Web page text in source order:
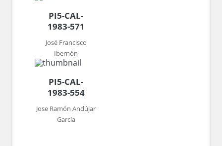
PI5-CAL-
1983-571
José Francisco
Ibernón
PI5-CAL-
1983-554
Jose Ramón Andújar
García